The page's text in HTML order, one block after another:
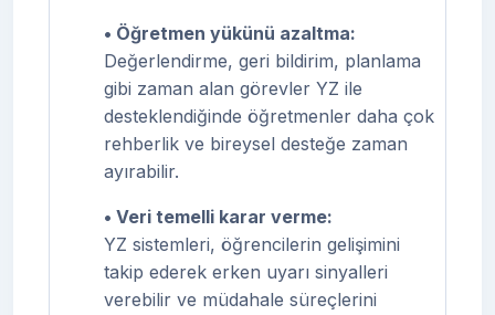
• Öğretmen yükünü azaltma:
Değerlendirme, geri bildirim, planlama
gibi zaman alan görevler YZ ile
desteklendiğinde öğretmenler daha çok
rehberlik ve bireysel desteğe zaman
ayırabilir.
• Veri temelli karar verme:
YZ sistemleri, öğrencilerin gelişimini
takip ederek erken uyarı sinyalleri
verebilir ve müdahale süreçlerini